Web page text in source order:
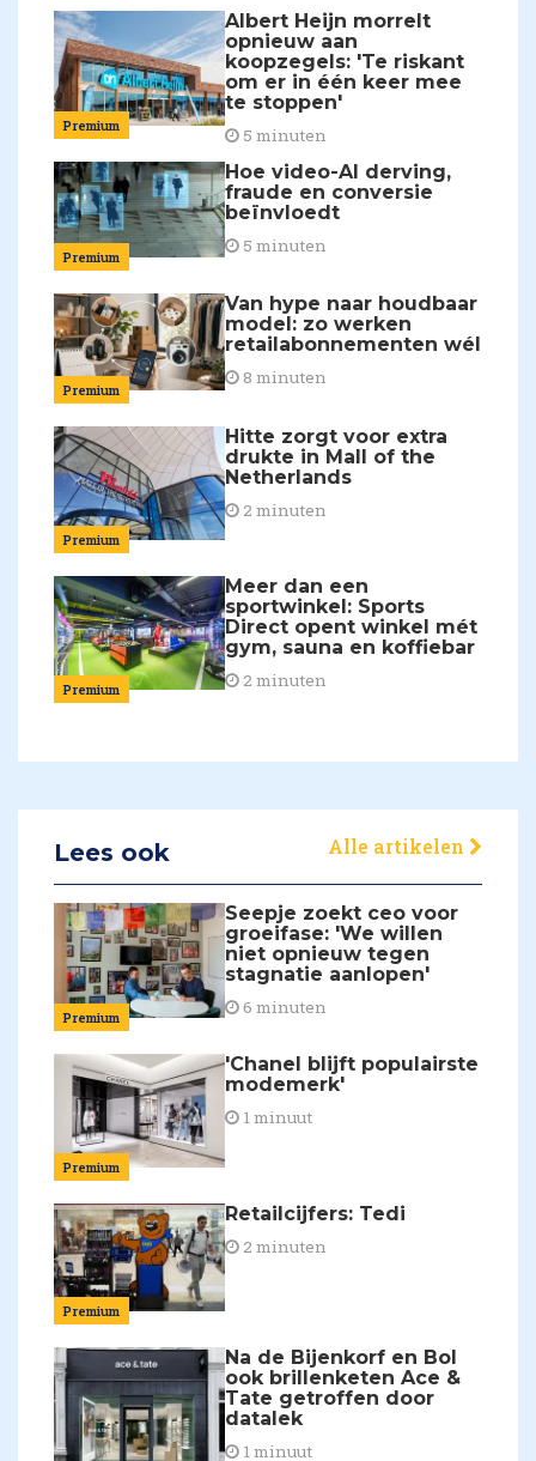
Premium
Albert Heijn morrelt
opnieuw aan
koopzegels: 'Te riskant
om er in één keer mee
te stoppen'
5 minuten
Premium
Hoe video-AI derving,
fraude en conversie
beïnvloedt
5 minuten
Premium
Van hype naar houdbaar
model: zo werken
retailabonnementen wél
8 minuten
Premium
Hitte zorgt voor extra
drukte in Mall of the
Netherlands
2 minuten
Premium
Meer dan een
sportwinkel: Sports
Direct opent winkel mét
gym, sauna en koffiebar
2 minuten
Lees ook Alle artikelen
Premium
Seepje zoekt ceo voor
groeifase: 'We willen
niet opnieuw tegen
stagnatie aanlopen'
6 minuten
Premium
'Chanel blijft populairste
modemerk'
1 minuut
Premium
Retailcijfers: Tedi
2 minuten
Na de Bijenkorf en Bol
ook brillenketen Ace &
Tate getroffen door
datalek
1 minuut